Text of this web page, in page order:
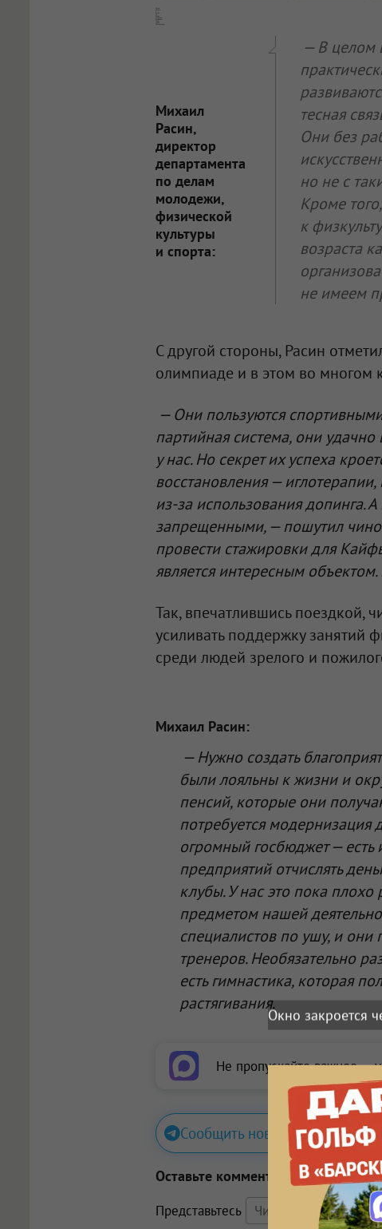
Михаил
Расин,
директор
департамента
по делам
молодежи,
физической
культуры
и спорта:
— В целом
тесная
Они без
но не с
Кроме
к
возраста
не имеем
С другой стороны, Расин
олимпиаде и в этом во многом
— Они пользуются
партийная система, они
у нас. Но секрет их успеха
восстановления —
из-за использования допинга.
запрещенными, — пошутил
провести стажировки для
является интересным
Так, впечатлившись поездкой,
усиливать поддержку занятий
среди людей зрелого и
Михаил Расин:
— Нужно создать
были лояльны к жизни и
пенсий, которые они
потребуется модернизация
огромный госбюджет — есть
предприятий отчислять
клубы. У нас это пока плохо
предметом нашей
специалистов по ушу, и
тренеров. Необязательно
есть гимнастика, которая
растягивания.
Не пропускайте важное —
Сообщить новость
Оставьте комментарий
Представьтесь